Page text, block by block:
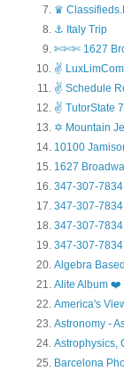
♛
⚓ Italy Trip
✄✄✄ 1627
✌ LuxLimCom
✌ Schedule
✌ TutorState
✡ Mountain
10100
1627
347-307-
347-307-
347-307-
347-307-
Algebra
Alite Album ❤️
America's
Astronomy
Astrophysics,
Barcelona